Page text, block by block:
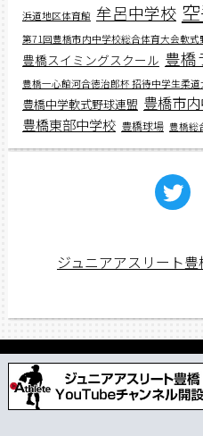
浜道地区体育館 牟呂中学校
第71回豊橋市内中学校総合体育大会軟式
豊橋スイミングスクール 豊橋
豊橋一心館河合徳治郎杯 招待中学生柔道
豊橋中学軟式野球連盟 豊橋市
豊橋東部中学校 豊橋球場 豊橋総
ジュニアアスリート豊